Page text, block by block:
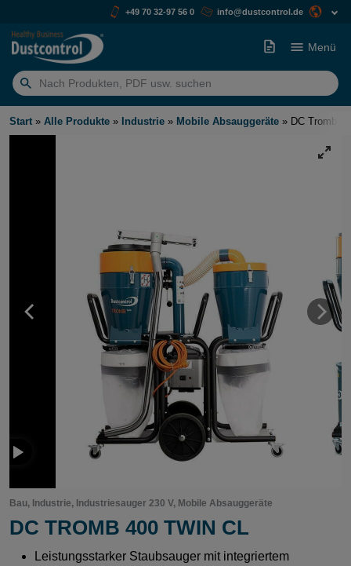
+49 70 32-97 56 0 info@dustcontrol.de
Suchen
nach:
Menü
Start » Alle Produkte » Industrie » Mobile Absauggeräte » DC Tromb
Bau, Industrie, Industriesauger 230 V, Mobile Absauggeräte
DC TROMB 400 TWIN CL
Leistungsstarker Staubsauger mit integriertem